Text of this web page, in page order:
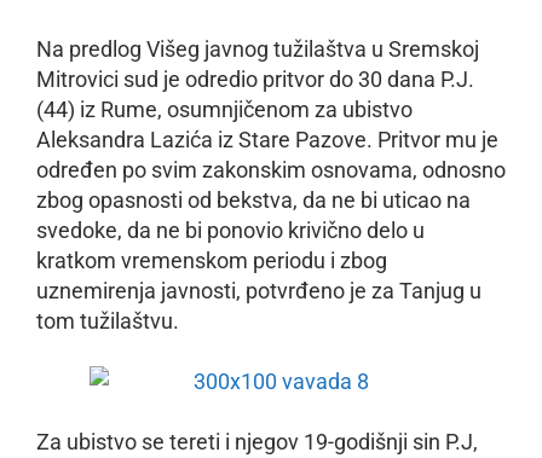
Na predlog Višeg javnog tužilaštva u Sremskoj
Mitrovici sud je odredio pritvor do 30 dana P.J.
(44) iz Rume, osumnjičenom za ubistvo
Aleksandra Lazića iz Stare Pazove. Pritvor mu je
određen po svim zakonskim osnovama, odnosno
zbog opasnosti od bekstva, da ne bi uticao na
svedoke, da ne bi ponovio krivično delo u
kratkom vremenskom periodu i zbog
uznemirenja javnosti, potvrđeno je za Tanjug u
tom tužilaštvu.
Za ubistvo se tereti i njegov 19-godišnji sin P.J,